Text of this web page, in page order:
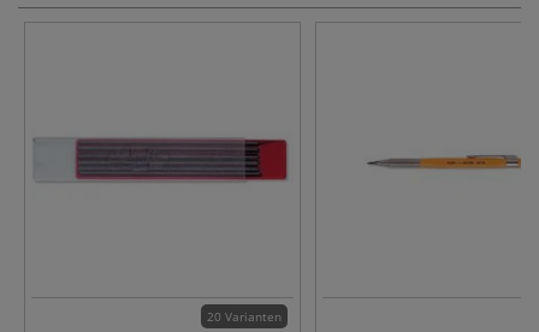
20 Varianten